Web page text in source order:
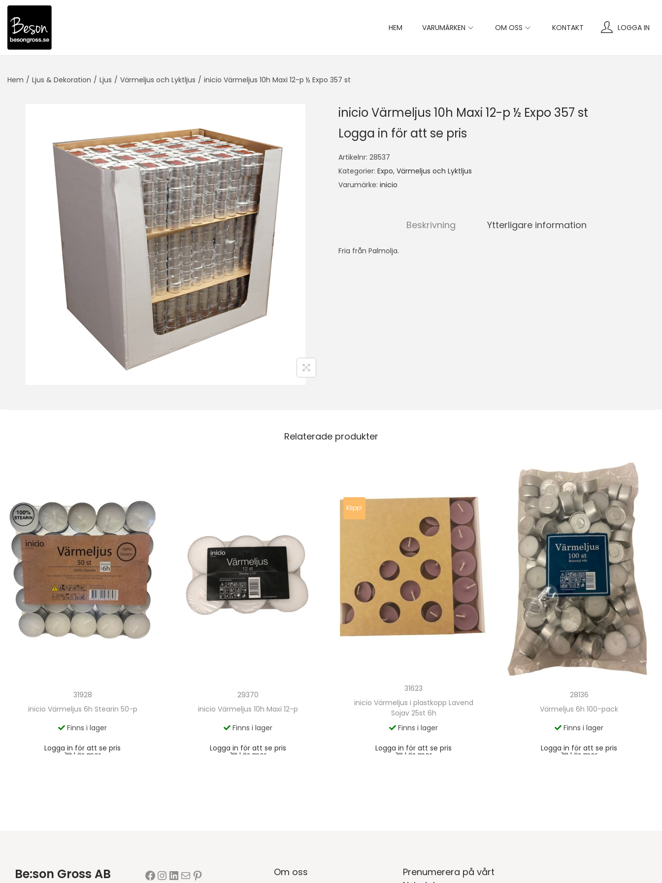
HEM VARUMÄRKEN OM OSS KONTAKT LOGGA IN
Hem / Ljus & Dekoration / Ljus / Värmeljus och Lyktljus / inicio Värmeljus 10h Maxi 12-p ½ Expo 357 st
inicio Värmeljus 10h Maxi 12-p ½ Expo 357 st
Logga in för att se pris
Artikelnr: 28537
Kategorier: Expo, Värmeljus och Lyktljus
Varumärke: inicio
Beskrivning Ytterligare information
Fria från Palmolja.
Relaterade produkter
31928
inicio Värmeljus 6h Stearin 50-p
Finns i lager
Logga in för att se pris
Läs mer
29370
inicio Värmeljus 10h Maxi 12-p
Finns i lager
Logga in för att se pris
Läs mer
Klipp!
31623
inicio Värmeljus i plastkopp Lavend
Sojav 25st 6h
Finns i lager
Logga in för att se pris
Läs mer
28136
Värmeljus 6h 100-pack
Finns i lager
Logga in för att se pris
Läs mer
Be:son Gross AB Om oss
Prenumerera på vårt